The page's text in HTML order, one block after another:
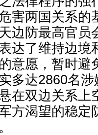
害两国关系的
边防最高官员
达了维持边境
意愿，暂时避
多达2860名
在双边关系上
方渴望的稳定